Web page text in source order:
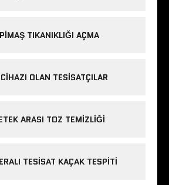
TIKANIKLIĞI AÇMA
OLAN TESISATÇILAR
ARASI TOZ TEMIZLIĞI
TESISAT KAÇAK TESPITI